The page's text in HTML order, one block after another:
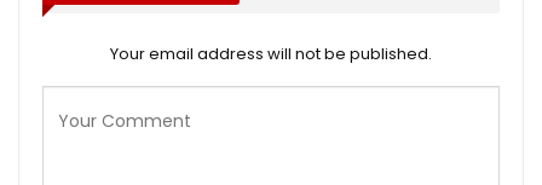
Your email address will not be published.